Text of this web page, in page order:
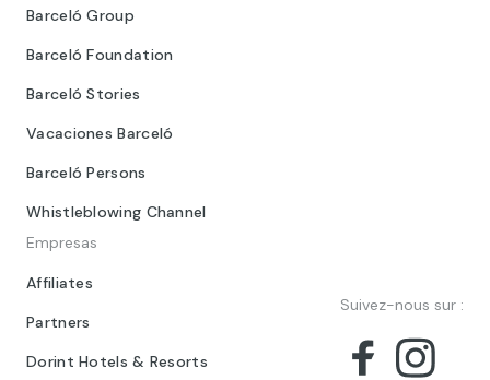
Barceló Group
Barceló Foundation
Barceló Stories
Vacaciones Barceló
Barceló Persons
Whistleblowing Channel
Empresas
Affiliates
Partners
Dorint Hotels & Resorts
Suivez-nous sur :